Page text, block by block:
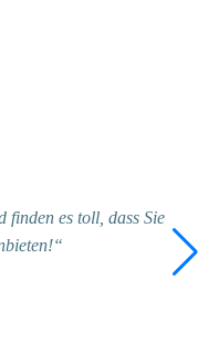
finden es toll, dass Sie